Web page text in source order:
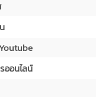
ออนไลน์